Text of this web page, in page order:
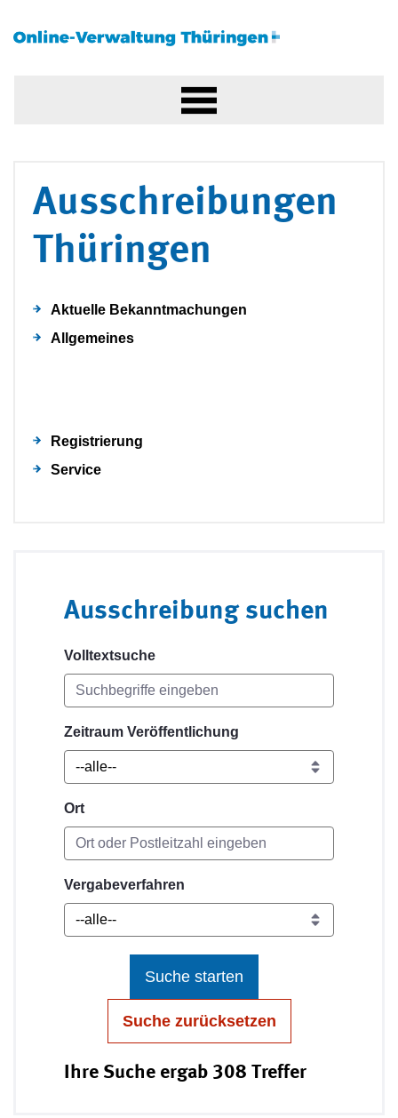
Ausschreibungen
Thüringen
Aktuelle Bekanntmachungen
Allgemeines
Registrierung
Service
Ausschreibung suchen
Volltextsuche
Zeitraum Veröffentlichung
Ort
Vergabeverfahren
Suche starten
Suche zurücksetzen
Ihre Suche ergab 308 Treffer